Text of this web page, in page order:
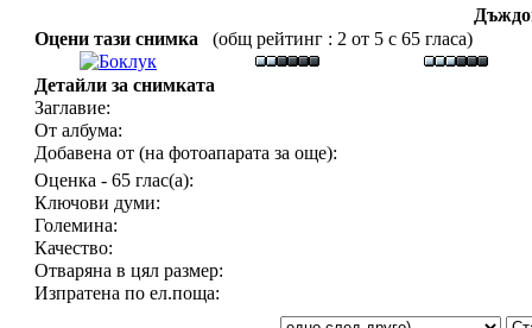
Оцени тази снимка
(общ рейтинг : 2 от 5 с 65 гласа)
Детайли за снимката
Заглавие:
От албума:
Добавена от (на фотоапарата за още):
Оценка - 65 глас(а):
Ключови думи:
Големина:
Качество:
Отваряна в цял размер:
Изпратена по ел.поща: